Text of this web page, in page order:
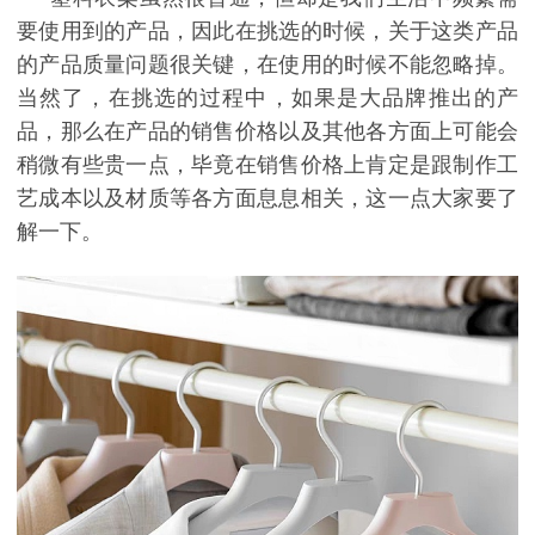
要使用到的产品，因此在挑选的时候，关于这类产品
的产品质量问题很关键，在使用的时候不能忽略掉。
当然了，在挑选的过程中，如果是大品牌推出的产
品，那么在产品的销售价格以及其他各方面上可能会
稍微有些贵一点，毕竟在销售价格上肯定是跟制作工
艺成本以及材质等各方面息息相关，这一点大家要了
解一下。